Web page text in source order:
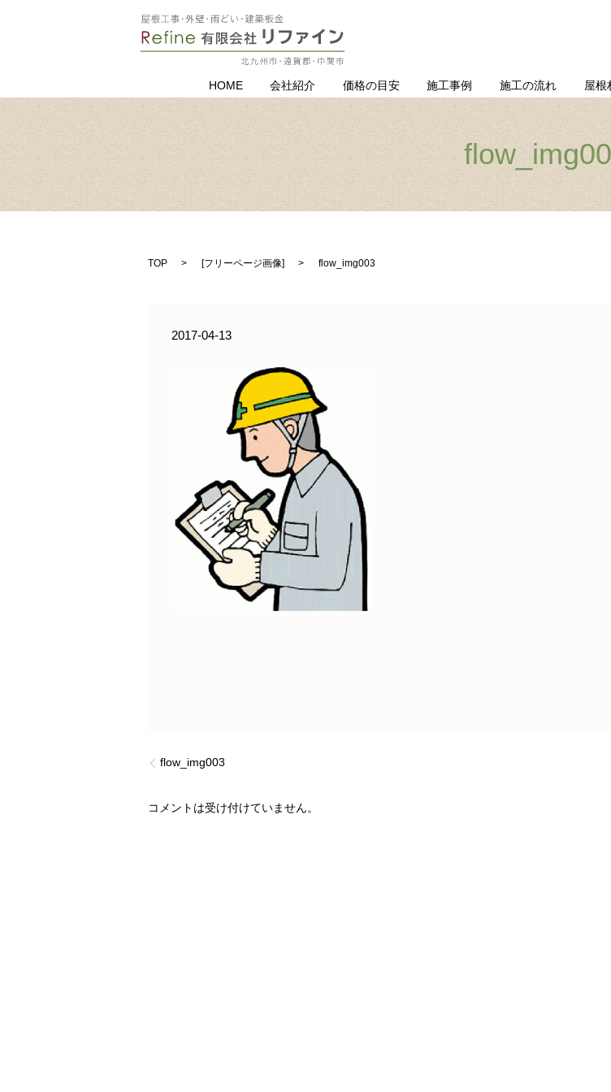
HOME 会社紹介 価格の目安 施工事例 施工の流れ 屋根
TOP [フリーページ画像] flow_img003
2017-04-13
flow_img003
コメントは受け付けていません。